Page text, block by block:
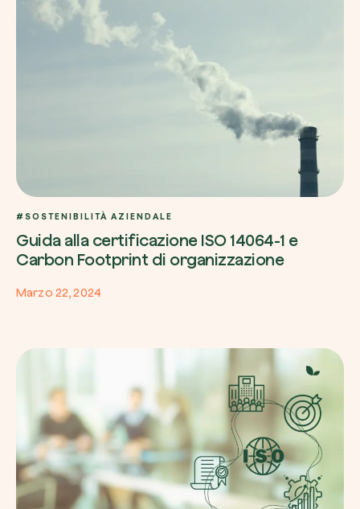
#SOSTENIBILITÀ AZIENDALE
Guida alla certificazione ISO 14064-1 e
Carbon Footprint di organizzazione
Marzo 22, 2024